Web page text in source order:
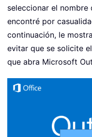
seleccionar el
encontré por
continuación, le
evitar que se solicite
que abra Microsoft